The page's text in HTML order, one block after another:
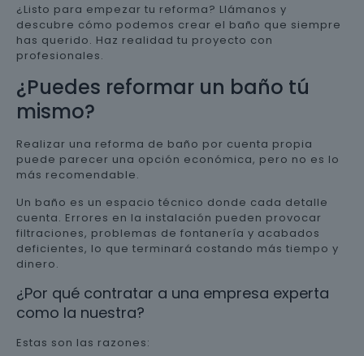
¿Listo para empezar tu reforma? Llámanos y
descubre cómo podemos crear el baño que siempre
has querido. Haz realidad tu proyecto con
profesionales.
¿Puedes reformar un baño tú
mismo?
Realizar una reforma de baño por cuenta propia
puede parecer una opción económica, pero no es lo
más recomendable.
Un baño es un espacio técnico donde cada detalle
cuenta. Errores en la instalación pueden provocar
filtraciones, problemas de fontanería y acabados
deficientes, lo que terminará costando más tiempo y
dinero.
¿Por qué contratar a una empresa experta
como la nuestra?
Estas son las razones: